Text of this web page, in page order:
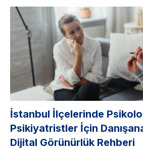
İstanbul İlçelerinde
Psikiyatristler İçin
Dijital Görünürlük Rehberi